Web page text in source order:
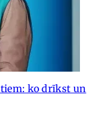
ko drīkst un